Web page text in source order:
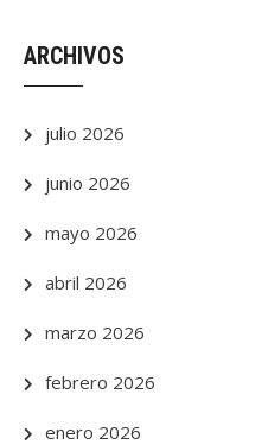
ARCHIVOS
julio 2026
junio 2026
mayo 2026
abril 2026
marzo 2026
febrero 2026
enero 2026